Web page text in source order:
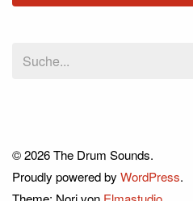
© 2026 The Drum Sounds.
Proudly powered by WordPress.